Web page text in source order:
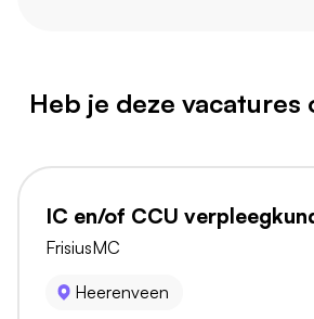
Heb je deze vacatures
IC en/of CCU
FrisiusMC
Heerenveen